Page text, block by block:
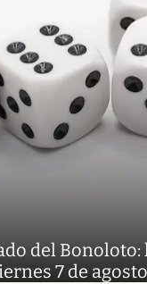
del
7 de agosto